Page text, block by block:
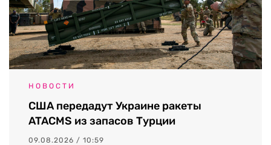
НОВОСТИ
США передадут Украине ракеты
ATACMS из запасов Турции
09.08.2026 / 10:59